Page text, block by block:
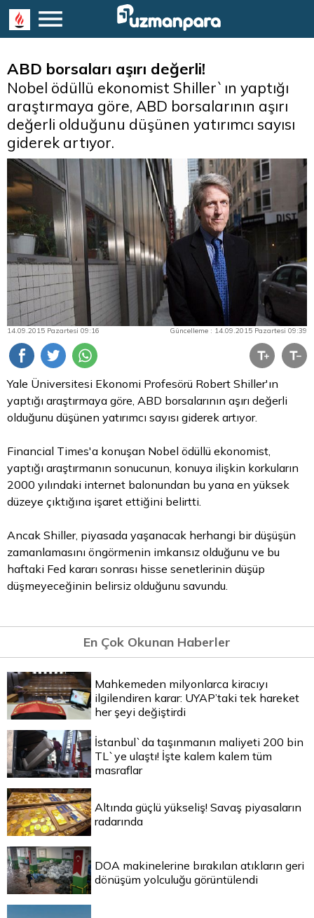
ABD borsaları aşırı değerli!
Nobel ödüllü ekonomist Shiller`ın yaptığı
araştırmaya göre, ABD borsalarının aşırı
değerli olduğunu düşünen yatırımcı sayısı
giderek artıyor.
14.09.2015 Pazartesi 09:16 Güncelleme : 14.09.2015 Pazartesi 09:39
Yale Üniversitesi Ekonomi Profesörü Robert Shiller'ın
yaptığı araştırmaya göre, ABD borsalarının aşırı değerli
olduğunu düşünen yatırımcı sayısı giderek artıyor.
Financial Times'a konuşan Nobel ödüllü ekonomist,
yaptığı araştırmanın sonucunun, konuya ilişkin korkuların
2000 yılındaki internet balonundan bu yana en yüksek
düzeye çıktığına işaret ettiğini belirtti.
Ancak Shiller, piyasada yaşanacak herhangi bir düşüşün
zamanlamasını öngörmenin imkansız olduğunu ve bu
haftaki Fed kararı sonrası hisse senetlerinin düşüp
düşmeyeceğinin belirsiz olduğunu savundu.
En Çok Okunan Haberler
Mahkemeden milyonlarca kiracıyı
ilgilendiren karar: UYAP’taki tek hareket
her şeyi değiştirdi
İstanbul`da taşınmanın maliyeti 200 bin
TL`ye ulaştı! İşte kalem kalem tüm
masraflar
Altında güçlü yükseliş! Savaş piyasaların
radarında
DOA makinelerine bırakılan atıkların geri
dönüşüm yolculuğu görüntülendi